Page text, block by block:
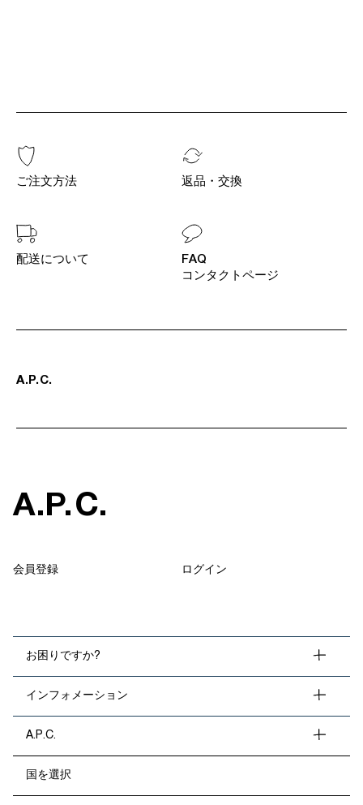
ご注文方法 返品・交換
配送について
FAQ
コンタクトページ
A.P. C.
A.P.C.
会員登録 ログイン
お困りですか?
インフォメーション
A.P.C.
国を選択